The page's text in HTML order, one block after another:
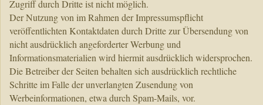
Zugriff durch Dritte ist nicht möglich.
Der Nutzung von im Rahmen der Impressumspflicht
veröffentlichten Kontaktdaten durch Dritte zur Übersendung von
nicht ausdrücklich angeforderter Werbung und
Informationsmaterialien wird hiermit ausdrücklich widersprochen.
Die Betreiber der Seiten behalten sich ausdrücklich rechtliche
Schritte im Falle der unverlangten Zusendung von
Werbeinformationen, etwa durch Spam-Mails, vor.